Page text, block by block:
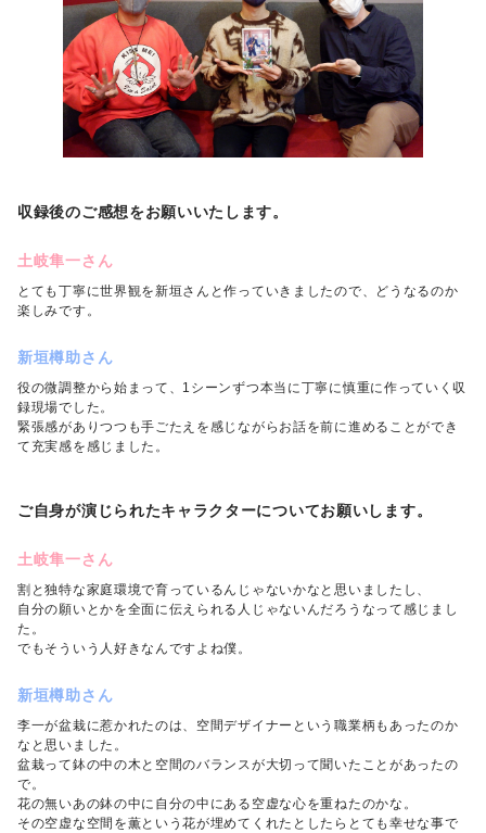
収録後のご感想をお願いいたします。
土岐隼一さん
とても丁寧に世界観を新垣さんと作っていきましたので、どうなるのか
楽しみです。
新垣樽助さん
役の微調整から始まって、1シーンずつ本当に丁寧に慎重に作っていく収
録現場でした。
緊張感がありつつも手ごたえを感じながらお話を前に進めることができ
て充実感を感じました。
ご自身が演じられたキャラクターについてお願いします。
土岐隼一さん
割と独特な家庭環境で育っているんじゃないかなと思いましたし、
自分の願いとかを全面に伝えられる人じゃないんだろうなって感じまし
た。
でもそういう人好きなんですよね僕。
新垣樽助さん
李一が盆栽に惹かれたのは、空間デザイナーという職業柄もあったのか
なと思いました。
盆栽って鉢の中の木と空間のバランスが大切って聞いたことがあったの
で。
花の無いあの鉢の中に自分の中にある空虚な心を重ねたのかな。
その空虚な空間を薫という花が埋めてくれたとしたらとても幸せな事で